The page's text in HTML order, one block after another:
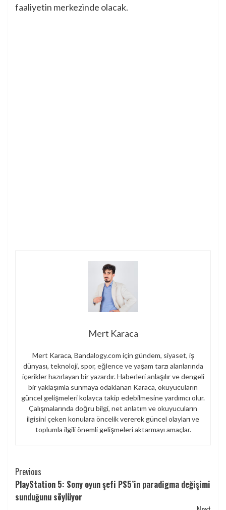
faaliyetin merkezinde olacak.
Mert Karaca
Mert Karaca, Bandalogy.com için gündem, siyaset, iş
dünyası, teknoloji, spor, eğlence ve yaşam tarzı alanlarında
içerikler hazırlayan bir yazardır. Haberleri anlaşılır ve dengeli
bir yaklaşımla sunmaya odaklanan Karaca, okuyucuların
güncel gelişmeleri kolayca takip edebilmesine yardımcı olur.
Çalışmalarında doğru bilgi, net anlatım ve okuyucuların
ilgisini çeken konulara öncelik vererek güncel olayları ve
toplumla ilgili önemli gelişmeleri aktarmayı amaçlar.
Continue
Reading
Previous
PlayStation 5: Sony oyun şefi PS5’in paradigma değişimi
sunduğunu söylüyor